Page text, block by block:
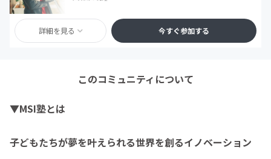
詳細を見る 今すぐ参加する
このコミュニティについて
▼MSI塾とは
子どもたちが夢を叶えられる世界を創るイノベーション